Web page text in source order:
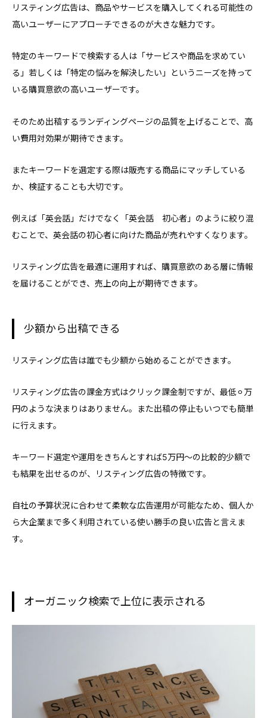
リスティング広告は、商品やサービスを購入してくれる可能性の
高いユーザーにアプローチできるのが大きな魅力です。
特定のキーワードで検索する人は「サービスや商品を求めてい
る」若しくは「特定の悩みを解決したい」というニーズを持って
いる購買意欲の高いユーザーです。
そのため出稿するランディングページの品質を上げることで、高
い費用対効果が期待できます。
またキーワードを選定する際は販売する商品にマッチしている
か、検証することも大切です。
例えば「英会話」だけでなく「英会話 初心者」のように絞り混
むことで、英会話の初心者に向けた商品が売れやすくなります。
リスティング広告を最適に運用すれば、購買意欲のある層に情報
を届けることができ、売上の向上が期待できます。
少額から出稿できる
リスティング広告は誰でも少額から始めることができます。
リスティング広告の課金方式はクリック課金制ですが、最低⚪︎万
円のような決まりはありません。また出稿の停止もいつでも簡単
に行えます。
キーワード選定や運用をきちんとすれば5万円〜の比較的少額で
も結果を出せるのが、リスティング広告の特徴です。
自社の予算状況に合わせて柔軟な広告運用が可能なため、個人か
ら大企業まで多く利用されている使い勝手の良い広告と言えま
す。
オーガニック検索で上位に表示される